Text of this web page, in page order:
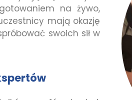
na żywo,
mają okazję
swoich sił w